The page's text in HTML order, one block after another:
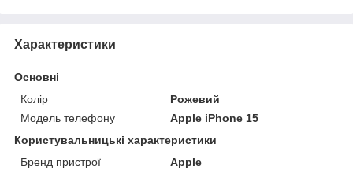
Характеристики
Основні
Колір
Рожевий
Модель телефону
Apple iPhone 15
Користувальницькі характеристики
Бренд пристрої
Apple